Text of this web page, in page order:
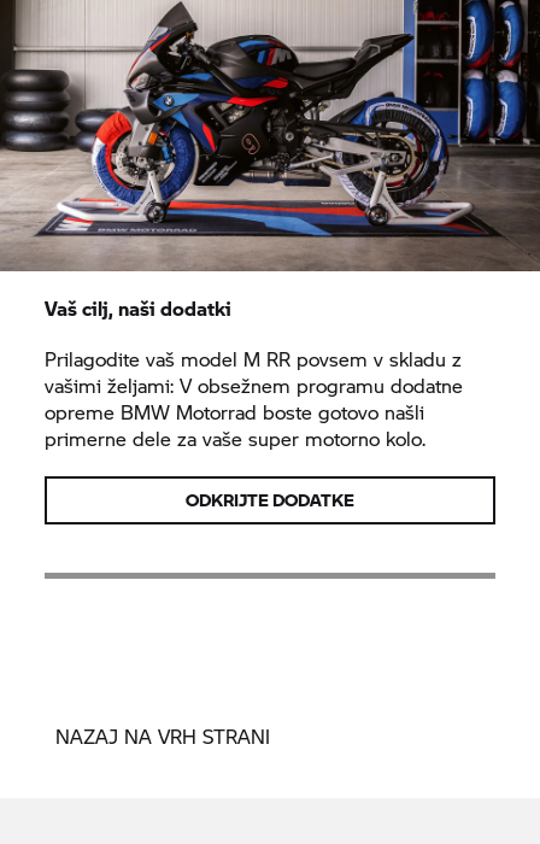
Vaš cilj, naši dodatki
Prilagodite vaš model M RR povsem v skladu z
vašimi željami: V obsežnem programu dodatne
opreme BMW Motorrad boste gotovo našli
primerne dele za vaše super motorno kolo.
ODKRIJTE DODATKE
NAZAJ NA VRH STRANI